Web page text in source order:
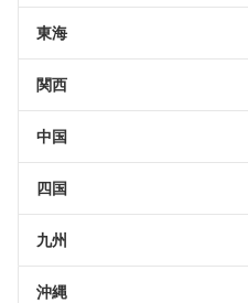
東海
関西
中国
四国
九州
沖縄